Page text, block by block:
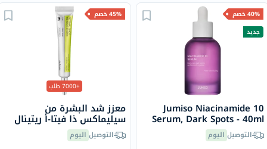
40% خصم
جديد
Jumiso Niacinamide 10
Serum, Dark Spots - 40ml
التوصيل اليوم
45% خصم
+7000 طلب
معزز شد البشرة من
سيليماكس ذا فيتا-أ ريتينال
شوت، 15 مل
التوصيل اليوم